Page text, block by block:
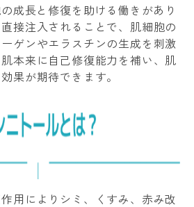
成長と修復を助ける働きがあり
接注入されることで、肌細胞の
ゲンやエラスチンの生成を刺激
本来に自己修復能力を補い、肌
果が期待できます。
用によりシミ、くすみ、赤み改